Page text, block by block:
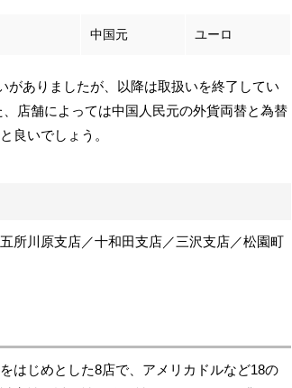
中国元 ユーロ
がありましたが、以降は取扱いを終了してい
店舗によっては中国人民元の外貨両替と為替
良いでしょう。
所川原支店／十和田支店／三沢支店／松園町
はじめとした8店で、アメリカドルなど18の